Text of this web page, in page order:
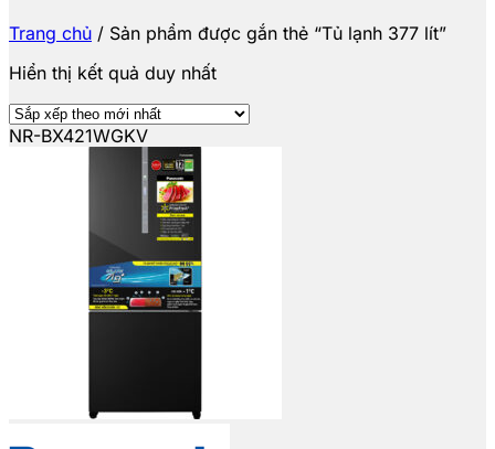
Trang chủ / Sản phẩm được gắn thẻ “Tủ lạnh 377 lít”
Hiển thị kết quả duy nhất
NR-BX421WGKV